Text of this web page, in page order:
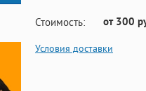
Стоимость: от 300
Условия доставки